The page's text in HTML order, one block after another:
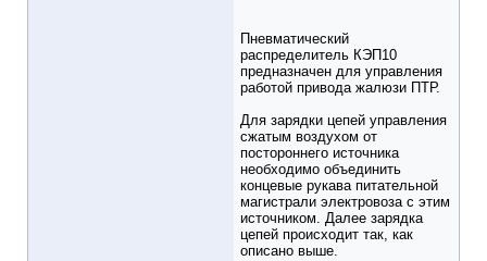
Пневматический
распределитель КЭП10
предназначен для управления
работой привода жалюзи ПТР.
Для зарядки цепей управления
сжатым воздухом от
постороннего источника
необходимо объединить
концевые рукава питательной
магистрали электровоза с этим
источником. Далее зарядка
цепей происходит так, как
описано выше.